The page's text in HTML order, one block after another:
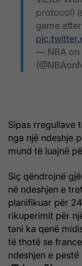
protocol)
game
— NBA on
Sipas rregullave
nga një ndeshje
mund të luajnë
Siç qëndrojnë
në ndeshjen e
planifikuar për
rikuperimit për
tani ka qenë
të thotë se
ndeshjen e